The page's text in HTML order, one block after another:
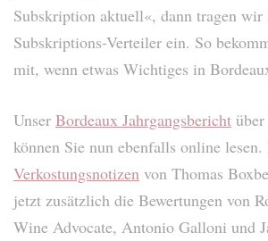
Subskription aktuell«, dann tragen wir
Subskriptions-Verteiler ein. So
mit, wenn etwas Wichtiges in
Unser Bordeaux Jahrgangsbericht
können Sie nun ebenfalls online lesen.
Verkostungsnotizen von Thomas
jetzt zusätzlich die Bewertungen von
Wine Advocate, Antonio Galloni und